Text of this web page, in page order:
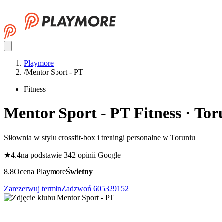
Playmore
/Mentor Sport - PT
Fitness
Mentor Sport - PTFitness ·
Siłownia w stylu crossfit-box i treningi personalne w Toruniu
★4.4na podstawie 342 opinii Google
8.8Ocena PlaymoreŚwietny
Zarezerwuj terminZadzwoń 605329152